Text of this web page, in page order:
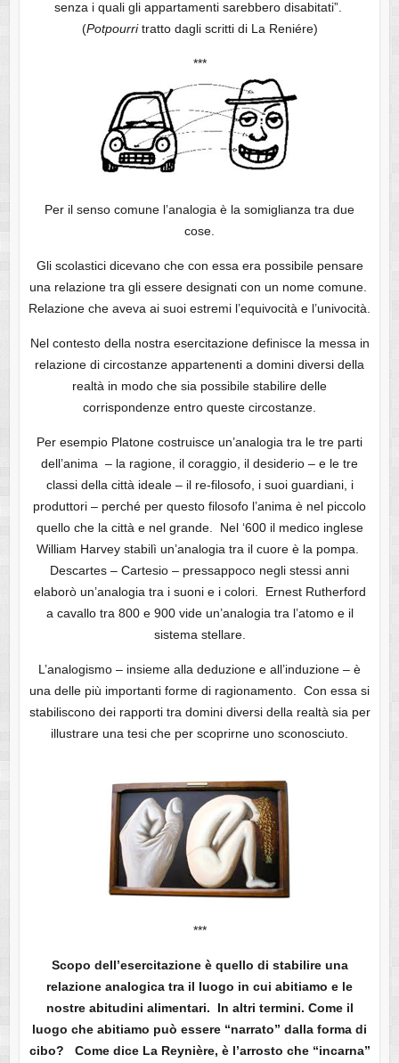
senza i quali gli appartamenti sarebbero disabitati”.
(Potpourritratto dagli scritti di La Reniére)
***
Per il senso comune l’analogia è la somiglianza tra due
cose.
Gli scolastici dicevano che con essa era possibile pensare
una relazione tra gli essere designati con un nome comune.
Relazione che aveva ai suoi estremi l’equivocità e l’univocità.
Nel contesto della nostra esercitazione definisce la messa in
relazione di circostanze appartenenti a domini diversi della
realtà in modo che sia possibile stabilire delle
corrispondenze entro queste circostanze.
Per esempio Platone costruisce un’analogia tra le tre parti
dell’anima – la ragione, il coraggio, il desiderio – e le tre
classi della città ideale – il re-filosofo, i suoi guardiani, i
produttori – perché per questo filosofo l’anima è nel piccolo
quello che la città e nel grande. Nel ‘600 il medico inglese
William Harvey stabilì un’analogia tra il cuore è la pompa.
Descartes – Cartesio – pressappoco negli stessi anni
elaborò un’analogia tra i suoni e i colori. Ernest Rutherford
a cavallo tra 800 e 900 vide un’analogia tra l’atomo e il
sistema stellare.
L’analogismo – insieme alla deduzione e all’induzione – è
una delle più importanti forme di ragionamento. Con essa si
stabiliscono dei rapporti tra domini diversi della realtà sia per
illustrare una tesi che per scoprirne uno sconosciuto.
***
Scopo dell’esercitazione è quello di stabilire una
relazione analogica tra il luogo in cui abitiamo e le
nostre abitudini alimentari. In altri termini. Come il
luogo che abitiamo può essere “narrato” dalla forma di
cibo? Come dice La Reynière, è l’arrosto che “incarna”